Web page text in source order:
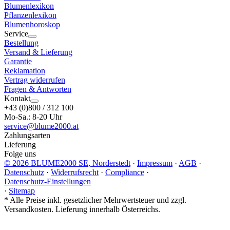
Blumenlexikon
Pflanzenlexikon
Blumenhoroskop
Service
Bestellung
Versand & Lieferung
Garantie
Reklamation
Vertrag widerrufen
Fragen & Antworten
Kontakt
+43 (0)800 / 312 100
Mo-Sa.: 8-20 Uhr
service@blume2000.at
Zahlungsarten
Lieferung
Folge uns
© 2026 BLUME2000 SE, Norderstedt · Impressum · AGB ·
Datenschutz · Widerrufsrecht · Compliance ·
Datenschutz-Einstellungen
· Sitemap
* Alle Preise inkl. gesetzlicher Mehrwertsteuer und zzgl.
Versandkosten. Lieferung innerhalb Österreichs.